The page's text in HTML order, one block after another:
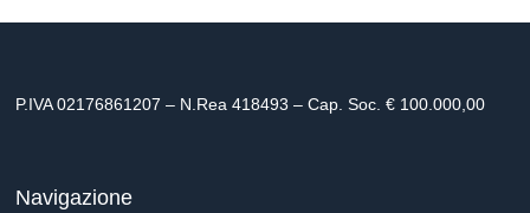
P.IVA 02176861207 – N.Rea 418493 – Cap. Soc. € 100.000,00
Navigazione